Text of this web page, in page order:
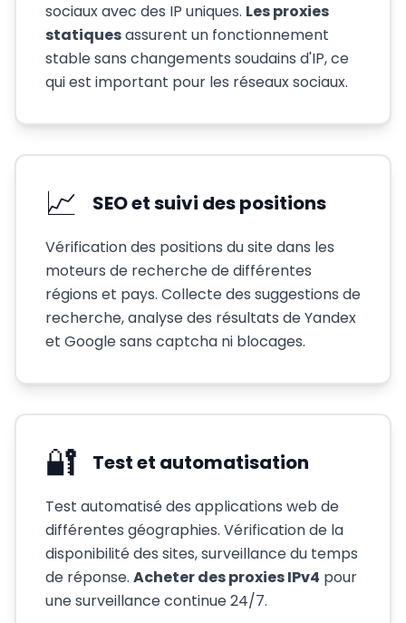
sociaux avec des IP uniques. Les proxies
statiquesassurent un fonctionnement
stable sans changements soudains d'IP, ce
qui est important pour les réseaux sociaux.
📈 SEO et suivi des positions
Vérification des positions du site dans les
moteurs de recherche de différentes
régions et pays. Collecte des suggestions de
recherche, analyse des résultats de Yandex
et Google sans captcha ni blocages.
🔐 Test et automatisation
Test automatisé des applications web de
différentes géographies. Vérification de la
disponibilité des sites, surveillance du temps
de réponse. Acheter des proxies IPv4 pour
une surveillance continue 24/7.